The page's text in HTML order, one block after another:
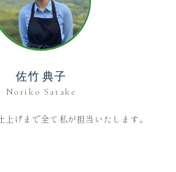
佐竹 典子
Noriko Satake
上げまで全て私が担当いたします。